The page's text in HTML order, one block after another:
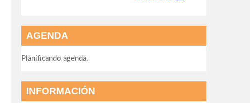
AGENDA
Planificando agenda.
INFORMACIÓN